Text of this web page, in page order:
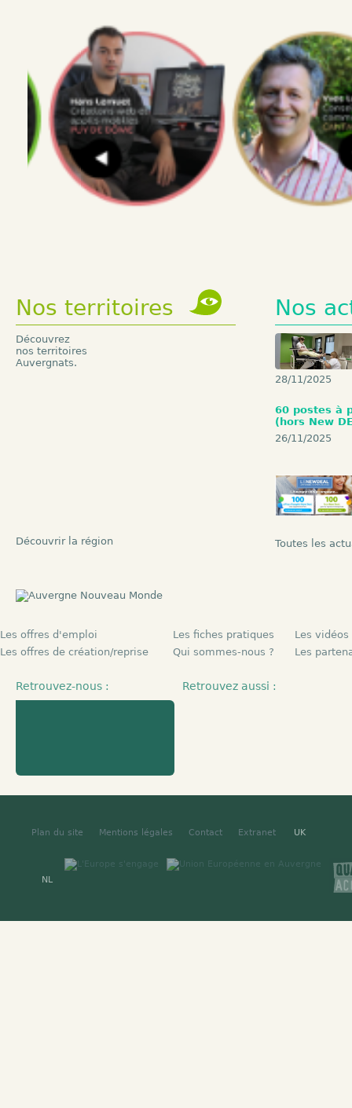
Nos territoires
Découvrez
nos territoires
Auvergnats.
Découvrir la région
Nos
28/11/2025
60 postes à
(hors New
26/11/2025
Toutes les
Les offres d'emploi Les fiches pratiques
Les vidéos
Les offres de création/reprise
Qui sommes-nous ? Les
Retrouvez-nous : Retrouvez aussi :
Plan du site Mentions légales Contact Extranet UK
NL